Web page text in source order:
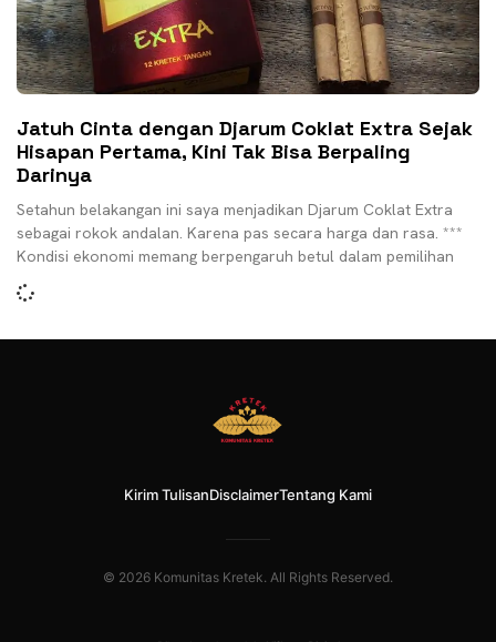
Jatuh Cinta dengan Djarum Coklat Extra Sejak
Hisapan Pertama, Kini Tak Bisa Berpaling
Darinya
Setahun belakangan ini saya menjadikan Djarum Coklat Extra
sebagai rokok andalan. Karena pas secara harga dan rasa. ***
Kondisi ekonomi memang berpengaruh betul dalam pemilihan
Kirim TulisanDisclaimerTentang Kami
© 2026 Komunitas Kretek. All Rights Reserved.